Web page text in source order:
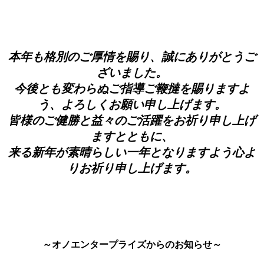
本年も格別のご厚情を賜り、誠にありがとうご
ざいました。
今後とも変わらぬご指導ご鞭撻を賜りますよ
う、よろしくお願い申し上げます。
皆様のご健勝と益々のご活躍をお祈り申し上げ
ますとともに、
来る新年が素晴らしい一年となりますよう心よ
りお祈り申し上げます。
～オノエンタープライズからのお知らせ～